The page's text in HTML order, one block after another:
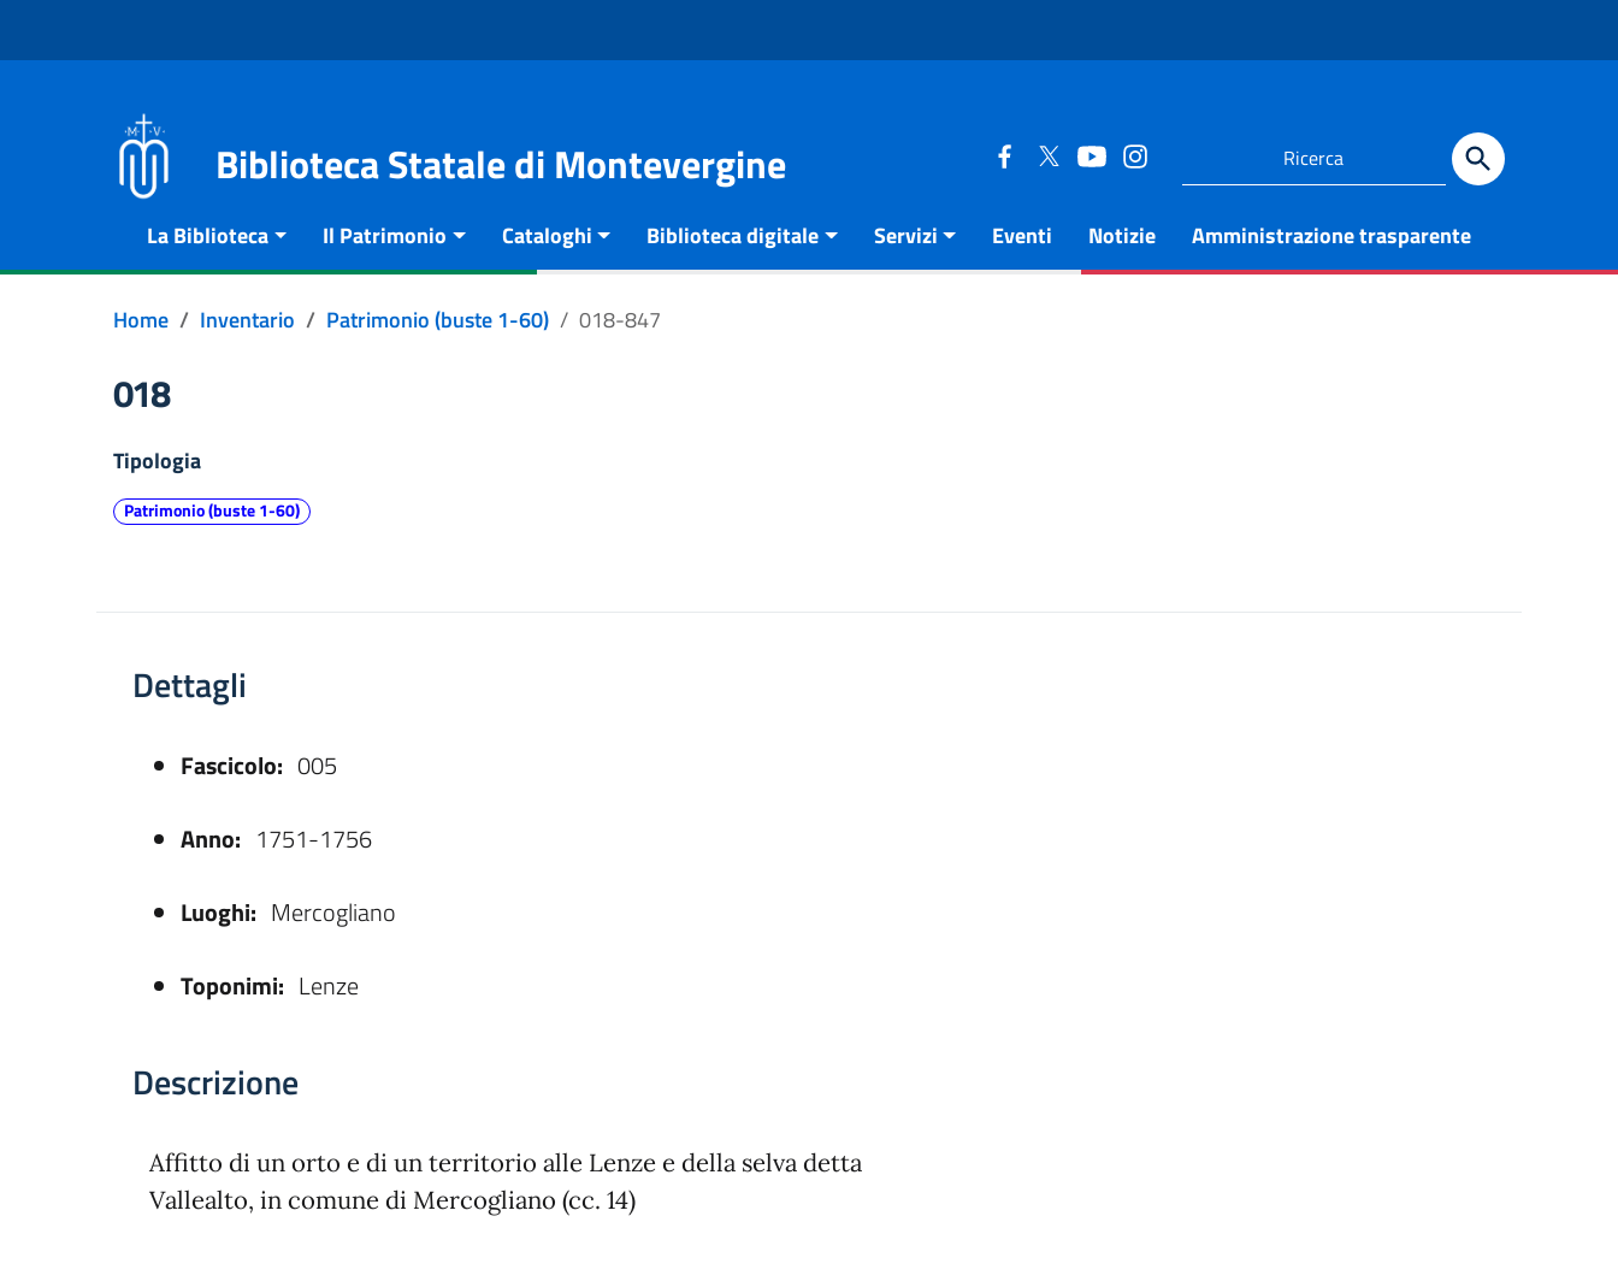
Biblioteca Statale di Montevergine
La Biblioteca Il Patrimonio Cataloghi Biblioteca digitale Servizi Eventi Notizie Amministrazione trasparente
Home Inventario Patrimonio (buste 1-60) 018-847
018
Tipologia
Patrimonio (buste 1-60)
Dettagli
Fascicolo: 005
Anno: 1751-1756
Luoghi: Mercogliano
Toponimi: Lenze
Descrizione
Affitto di un orto e di un territorio alle Lenze e della selva detta
Vallealto, in comune di Mercogliano (cc. 14)